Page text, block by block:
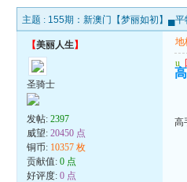
主题 : 155期：新澳门【梦丽如初】▄平
【美丽人生】
圣骑士
发帖:2397
威望:20450 点
铜币: 10357 枚
贡献值:0 点
好评度:0 点
地
u
高